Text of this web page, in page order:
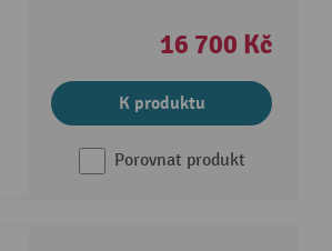
16 700 Kč
K produktu
Porovnat produkt